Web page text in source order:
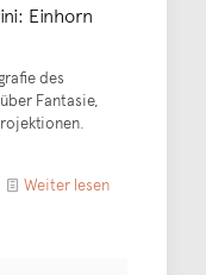
Einhorn
des
Fantasie,
Weiter lesen